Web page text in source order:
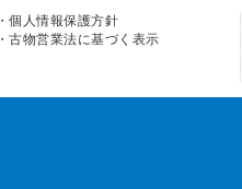
・個人情報保護方針
・古物営業法に基づく表示